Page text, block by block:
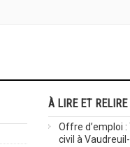
À LIRE ET RELIRE
Offre d’emploi
civil à